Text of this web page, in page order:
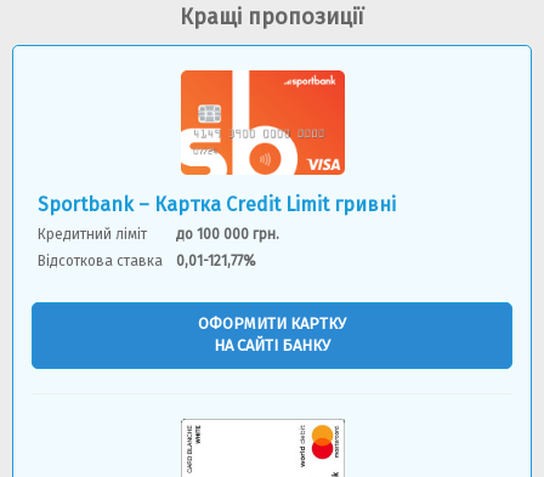
Кращі пропозиції
Sportbank – Картка Credit Limit гривні
Кредитний ліміт
до 100 000 грн.
Відсоткова ставка
0,01-121,77%
ОФОРМИТИ КАРТКУ
НА САЙТІ БАНКУ